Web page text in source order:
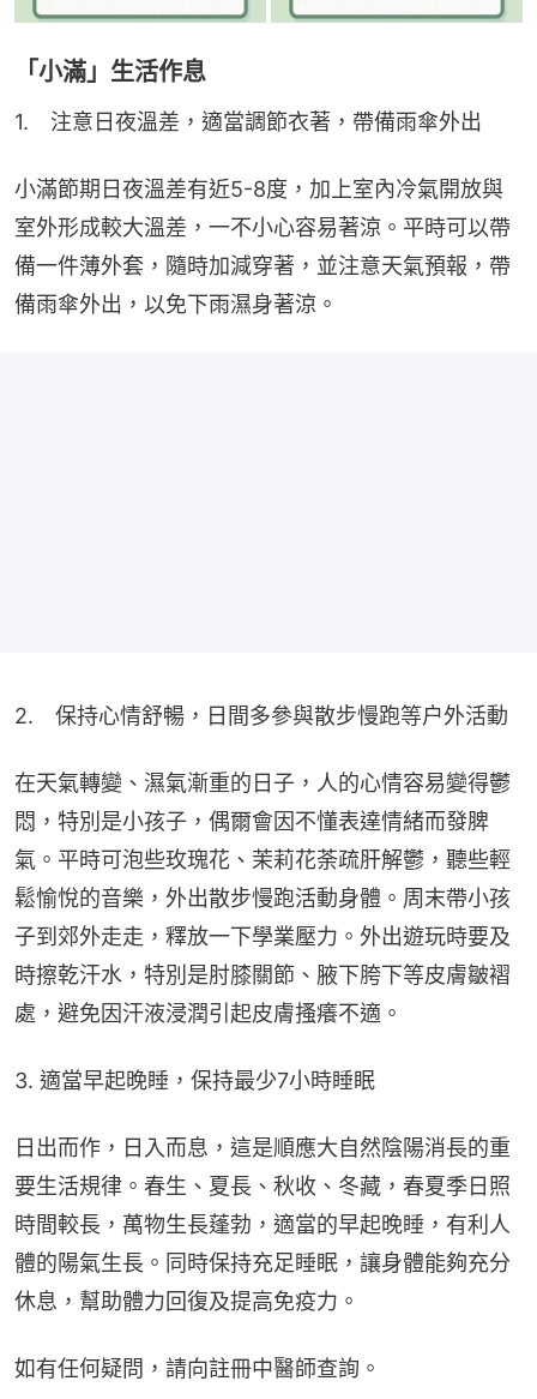
「小滿」生活作息
1.　注意日夜溫差，適當調節衣著，帶備雨傘外出
小滿節期日夜溫差有近5-8度，加上室內冷氣開放與
室外形成較大溫差，一不小心容易著涼。平時可以帶
備一件薄外套，隨時加減穿著，並注意天氣預報，帶
備雨傘外出，以免下雨濕身著涼。
2.　保持心情舒暢，日間多參與散步慢跑等户外活動
在天氣轉變、濕氣漸重的日子，人的心情容易變得鬱
悶，特別是小孩子，偶爾會因不懂表達情緒而發脾
氣。平時可泡些玫瑰花、茉莉花荼疏肝解鬱，聽些輕
鬆愉悅的音樂，外出散步慢跑活動身體。周末帶小孩
子到郊外走走，釋放一下學業壓力。外出遊玩時要及
時擦乾汗水，特別是肘膝關節、腋下胯下等皮膚皺褶
處，避免因汗液浸潤引起皮膚搔癢不適。
3. 適當早起晚睡，保持最少7小時睡眠
日出而作，日入而息，這是順應大自然陰陽消長的重
要生活規律。春生、夏長、秋收、冬藏，春夏季日照
時間較長，萬物生長蓬勃，適當的早起晚睡，有利人
體的陽氣生長。同時保持充足睡眠，讓身體能夠充分
休息，幫助體力回復及提高免疫力。
如有任何疑問，請向註冊中醫師查詢。